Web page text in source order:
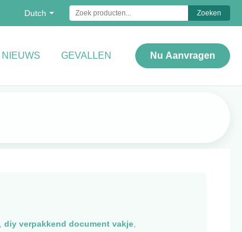
Dutch Zoeken
NIEUWS GEVALLEN Nu Aanvragen
diy verpakkend document vakje,